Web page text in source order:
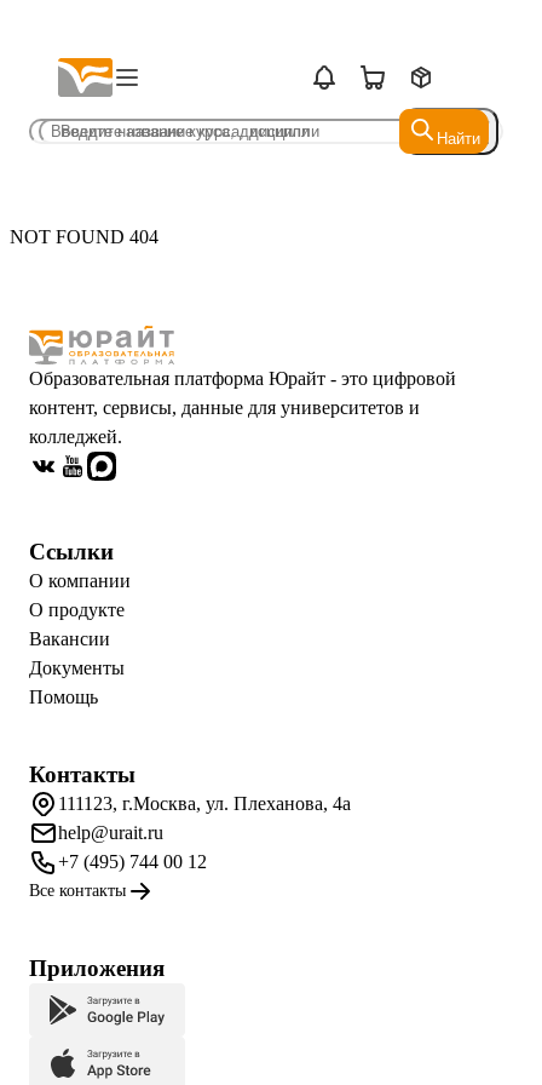
Найти
Найти
NOT FOUND 404
Образовательная платформа Юрайт - это цифровой
контент, сервисы, данные для университетов и
колледжей.
Ссылки
О компании
О продукте
Вакансии
Документы
Помощь
Контакты
111123, г.Москва, ул. Плеханова, 4а
help@urait.ru
+7 (495) 744 00 12
Все контакты
Приложения